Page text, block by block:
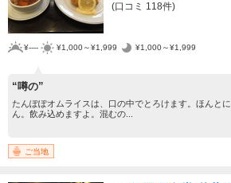
(口コミ 118件)
¥---- ¥1,000～¥1,999 ¥1,000～¥1,999
“噂の”
たんぽぽオムライスは、口の中でとろけます。ほんと
ん。飲み込めますよ。混むの...
ご当地